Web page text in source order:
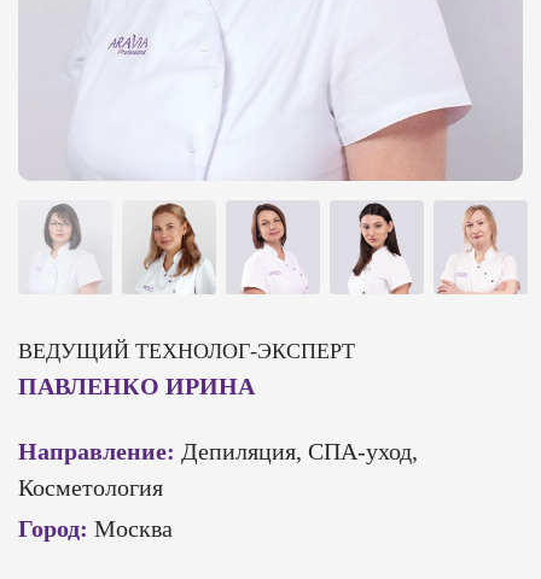
ВЕДУЩИЙ ТЕХНОЛОГ-ЭКСПЕРТ
ПАВЛЕНКО ИРИНА
Направление: Депиляция, СПА-уход,
Косметология
Город: Москва